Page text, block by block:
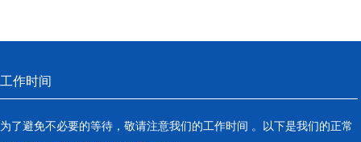
工作时间
为了避免不必要的等待，敬请注意我们的工作时间 。以下是我们的正常